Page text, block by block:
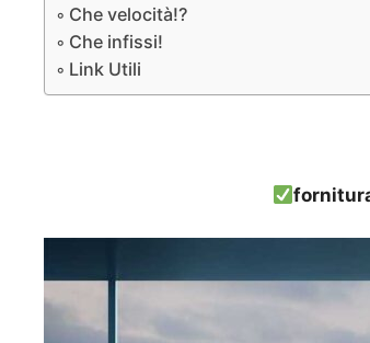
Che velocità!?
Che infissi!
Link Utili